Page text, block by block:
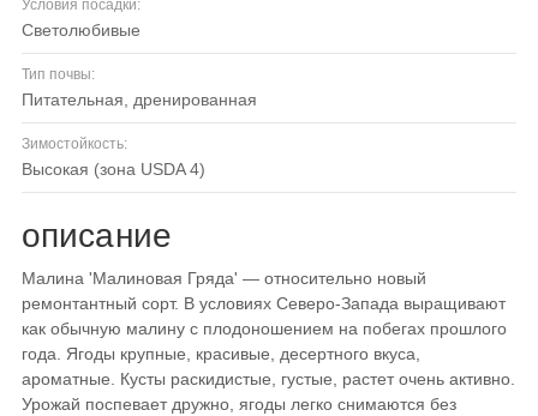
Условия посадки:
светолюбивые
Тип почвы:
питательная, дренированная
Зимостойкость:
высокая (зона USDA 4)
описание
Малина 'Малиновая Гряда' — относительно новый
ремонтантный сорт. В условиях Северо-Запада выращивают
как обычную малину с плодоношением на побегах прошлого
года. Ягоды крупные, красивые, десертного вкуса,
ароматные. Кусты раскидистые, густые, растет очень активно.
Урожай поспевает дружно, ягоды легко снимаются без